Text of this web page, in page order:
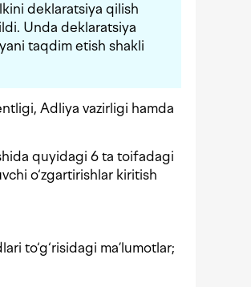
deklaratsiya qilish
Unda deklaratsiya
taqdim etish shakli
Adliya vazirligi hamda
quyidagi 6 ta toifadagi
o‘zgartirishlar kiritish
to‘g‘risidagi ma’lumotlar;